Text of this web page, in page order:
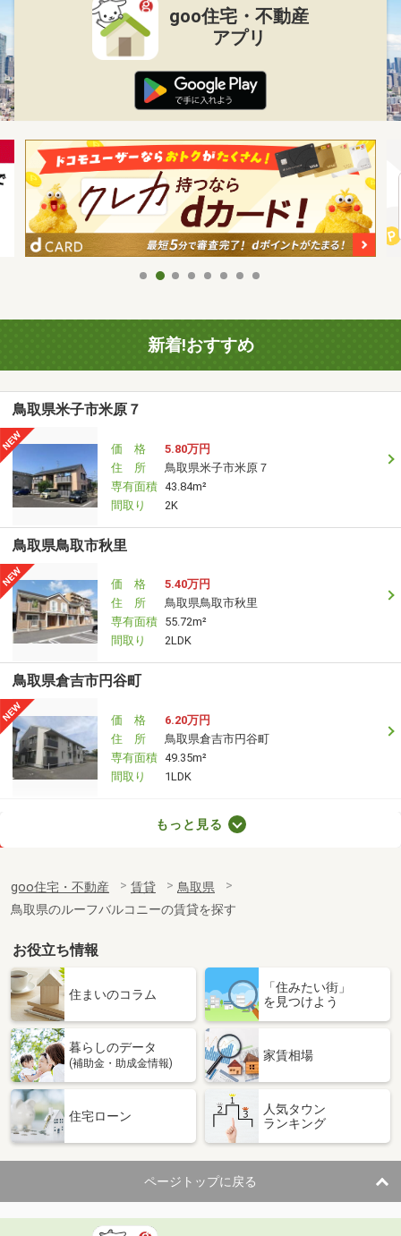
goo住宅・不動産
アプリ
新着!おすすめ
鳥取県米子市米原７
価 格
5.80万円
住 所
鳥取県米子市米原７
専有面積 43.84m²
間取り
2K
鳥取県鳥取市秋里
価 格
5.40万円
住 所
鳥取県鳥取市秋里
専有面積 55.72m²
間取り
2LDK
鳥取県倉吉市円谷町
価 格
6.20万円
住 所
鳥取県倉吉市円谷町
専有面積 49.35m²
間取り
1LDK
専有面積
30.42m²
間取り
1K
鳥取県鳥取市安長
価 格
5.20万円
鳥取県鳥取市安長
専有面積 33.39m²
間取り
ワンルーム
鳥取県東伯郡琴浦町大字徳万
住 所
鳥取県東伯郡琴浦町大字徳万
専有面積 45.39m²
間取り
2DK
鳥取県鳥取市国府町宮下
もっと見る
goo住宅・不動産 賃貸
鳥取県
鳥取県のルーフバルコニーの賃貸を探す
お役立ち情報
住まいのコラム
「住みたい街」
を見つけよう
暮らしのデータ
(補助金・助成金情報)
家賃相場
住宅ローン
人気タウン
ランキング
ページトップに戻る